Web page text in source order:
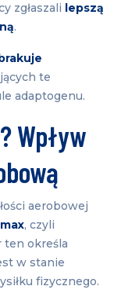
zgłaszali lepszą
.
te
adaptogenu.
Wpływ
aerobowej
, czyli
ten określa
w stanie
fizycznego.